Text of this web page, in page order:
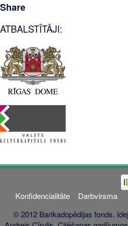
Share
ATBALSTĪTĀJI:
Konfidencialitāte
Darbvirsma
© 2012 Barikadopēdijas fonds.